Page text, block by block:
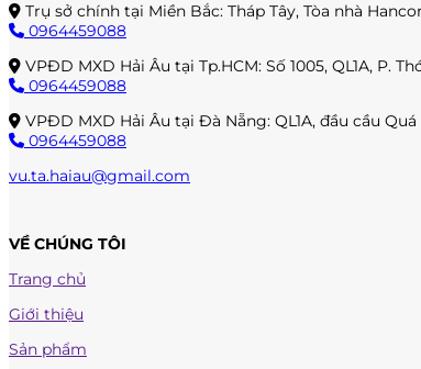
Trụ sở chính tại Miền Bắc: Tháp Tây, Tòa nhà
0964459088
VPĐD MXD Hải Âu tại Tp.HCM: Số 1005, QL1A, P.
0964459088
VPĐD MXD Hải Âu tại Đà Nẵng: QL1A, đầu cầu
0964459088
vu.ta.haiau@gmail.com
VỀ CHÚNG TÔI
Trang chủ
Giới thiệu
Sản phẩm